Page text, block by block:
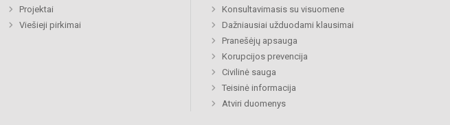
Projektai
Viešieji pirkimai
Konsultavimasis su visuomene
Dažniausiai užduodami klausimai
Pranešėjų apsauga
Korupcijos prevencija
Civilinė sauga
Teisinė informacija
Atviri duomenys